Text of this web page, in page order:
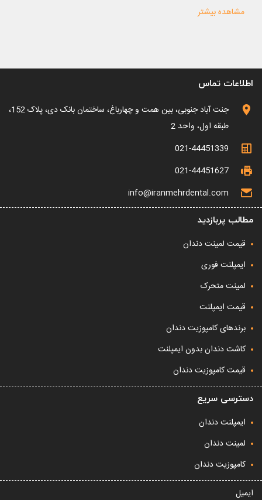
مشاهده بیشتر
اطلاعات تماس
جنت آباد جنوبی، بین همت و چهارباغ، ساختمان بانک دی، پلاک 152،
طبقه اول، واحد 2
021-44451339
021-44451627
info@iranmehrdental.com
مطالب پربازدید
قیمت لمینت دندان
ایمپلنت فوری
لمینت متحرک
قیمت ایمپلنت
برندهای کامپوزیت دندان
کاشت دندان بدون ایمپلنت
قیمت کامپوزیت دندان
دسترسی سریع
ایمپلنت دندان
لمینت دندان
کامپوزیت دندان
ایمیل